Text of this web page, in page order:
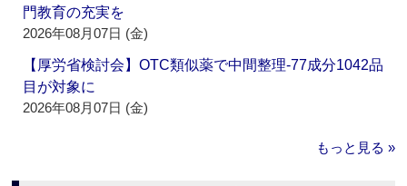
門教育の充実を
2026年08月07日 (金)
【厚労省検討会】OTC類似薬で中間整理‐77成分1042品
目が対象に
2026年08月07日 (金)
もっと見る »